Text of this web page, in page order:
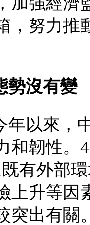
，努力推
勢沒有變
年以來，
和韌性。
有外部
上升等因
突出有關